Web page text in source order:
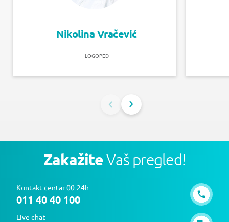
Nikolina Vračević
LOGOPED
ZakažiteVaš pregled!
Kontakt centar 00-24h
011 40 40 100
Live chat